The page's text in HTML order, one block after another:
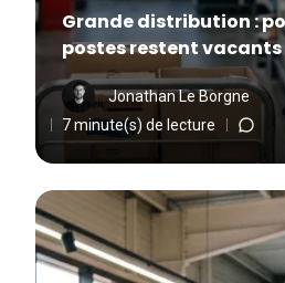
Grande distribution :
postes restent vacants
Jonathan Le Borgne
7 minute(s) de lecture